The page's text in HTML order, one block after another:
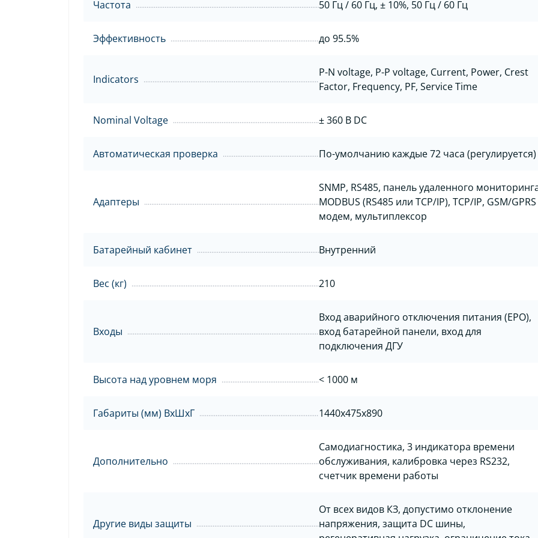
Частота 50 Гц / 60 Гц, ± 10%, 50 Гц / 60 Гц
Эффективность до 95.5%
Indicators
P-N voltage, P-P voltage, Current, Power, Crest
Factor, Frequency, PF, Service Time
Nominal Voltage ± 360 В DC
Автоматическая проверка По-умолчанию каждые 72 часа (регулируется)
Адаптеры
SNMP, RS485, панель удаленного
MODBUS (RS485 или TCP/IP), TCP/IP, GSM/GPRS
модем, мультиплексор
Батарейный кабинет Внутренний
Вес (кг) 210
Входы
Вход аварийного отключения питания (EPO),
вход батарейной панели, вход для
подключения ДГУ
Высота над уровнем моря < 1000 м
Габариты (мм) ВxШxГ 1440x475x890
Дополнительно
Самодиагностика, 3 индикатора времени
обслуживания, калибровка через RS232,
cчетчик времени работы
Другие виды защиты
От всех видов КЗ, допустимо отклонение
напряжения, защита DC шины,